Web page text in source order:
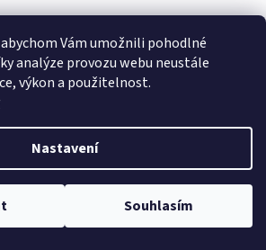
Vám umožnili pohodlné
analýze provozu webu neustále
výkon a použitelnost.
Nastavení
Souhlasím
Skladem(18 ks)
439 Kč